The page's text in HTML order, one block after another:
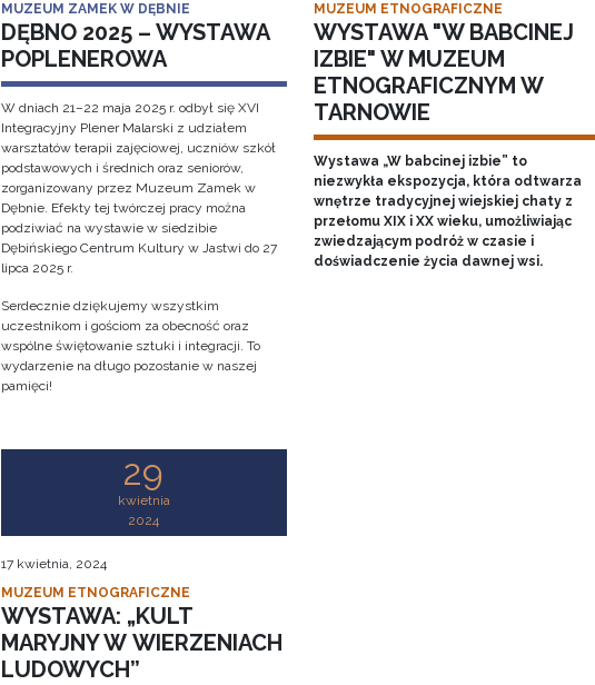
MUZEUM ZAMEK W DĘBNIE
DĘBNO 2025 – WYSTAWA
POPLENEROWA
W dniach 21–22 maja 2025 r. odbył się XVI
Integracyjny Plener Malarski z udziałem
warsztatów terapii zajęciowej, uczniów szkół
podstawowych i średnich oraz seniorów,
zorganizowany przez Muzeum Zamek w
Dębnie. Efekty tej twórczej pracy można
podziwiać na wystawie w siedzibie
Dębińskiego Centrum Kultury w Jastwi do 27
lipca 2025 r.
Serdecznie dziękujemy wszystkim
uczestnikom i gościom za obecność oraz
wspólne świętowanie sztuki i integracji. To
wydarzenie na długo pozostanie w naszej
pamięci!
MUZEUM ETNOGRAFICZNE
WYSTAWA "W BABCINEJ
IZBIE" W MUZEUM
ETNOGRAFICZNYM W
TARNOWIE
Wystawa „W babcinej izbie” to
niezwykła ekspozycja, która odtwarza
wnętrze tradycyjnej wiejskiej chaty z
przełomu XIX i XX wieku, umożliwiając
zwiedzającym podróż w czasie i
doświadczenie życia dawnej wsi.
29
kwietnia
2024
17 kwietnia, 2024
MUZEUM ETNOGRAFICZNE
WYSTAWA: „KULT
MARYJNY W WIERZENIACH
LUDOWYCH”